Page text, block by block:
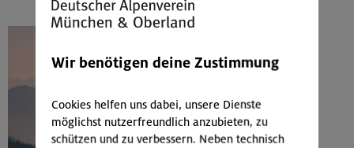
Wir benötigen deine Zustimmung
Cookies helfen uns dabei, unsere Dienste
möglichst nutzerfreundlich anzubieten, zu
schützen und zu verbessern. Neben technisch